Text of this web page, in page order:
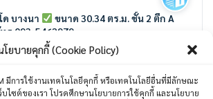
โยบายคุกกี้ (Cookie Policy)
มีการใช้งานเทคโนโลยีคุกกี้ หรือเทคโนโลยีอื่นที่มีลักษณะ
ไซต์ของเรา โปรดศึกษานโยบายการใช้คุกกี้ และนโยบาย
บางนา
ขนาด 30.34 ตร.ม. ชั้น 2 ตึก A
093-5462979
Bang Phli District, Samut Prakan, Thailand
1 ห้องน้ำ 1 ที่จอดรถ 30.34 ตร.ม.